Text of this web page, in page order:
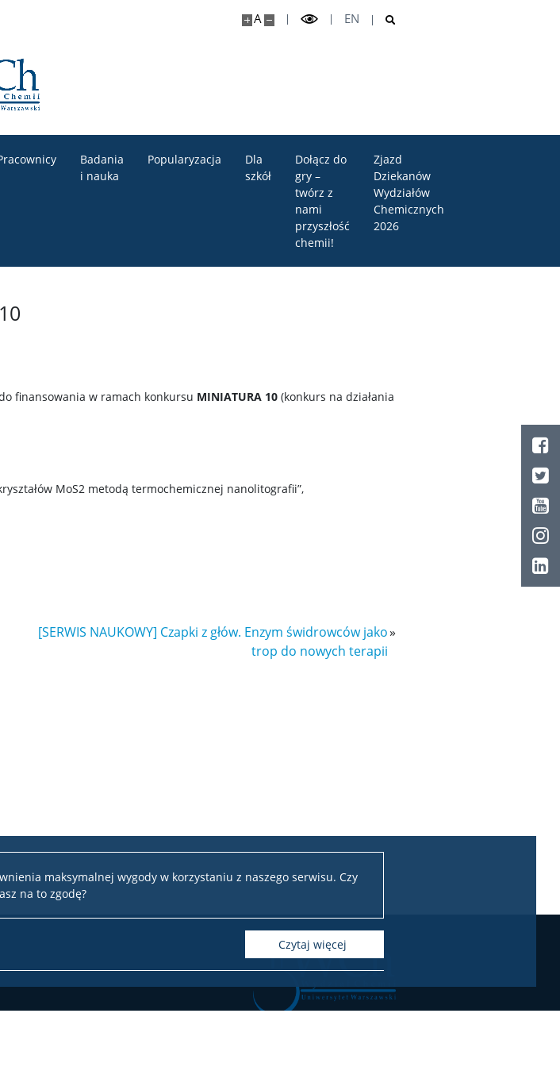
maksymalnej wygody w korzystaniu z naszego serwisu. Czy
na to zgodę?
czytaj więcej
A EN
Badania
i nauka
Popularyzacja
Dla
szkół
Dołącz do
gry –
twórz z
nami
przyszłość
chemii!
Zjazd
Dziekanów
Wydziałów
Chemicznych
2026
finansowania w ramach konkursu MINIATURA 10 (konkurs na działania
MoS2 metodą termochemicznej nanolitografii”,
[SERWIS NAUKOWY] Czapki z głów. Enzym świdrowców jako
trop do nowych terapii
»